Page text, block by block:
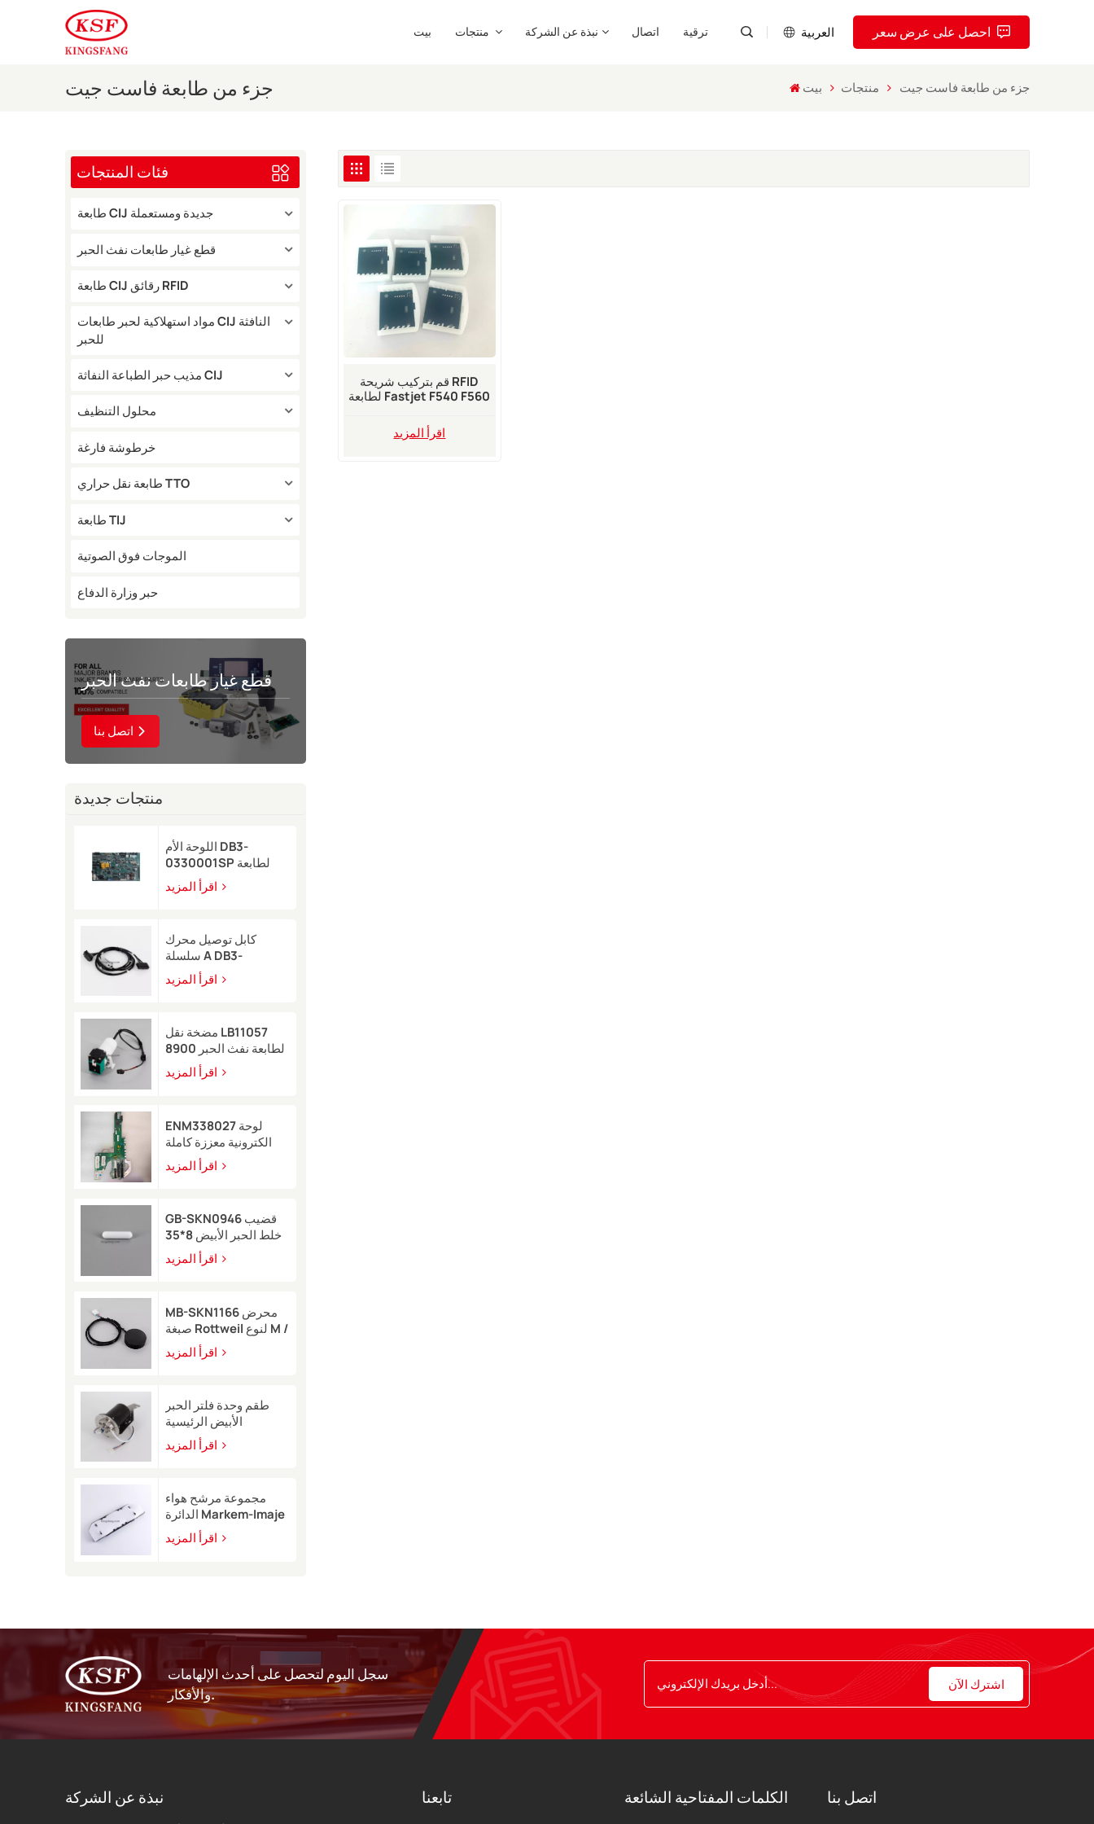
بيت نبذة عن الشركة اتصال ترقية العربية احصل على عرض سعر
جزء من طابعة فاست جيت بيت منتجات جزء من طابعة فاست جيت
فئات المنتجات
طابعة CIJ جديدة ومستعملة
قطع غيار طابعات نفث الحبر
طابعة CIJ رقائق RFID
مواد استهلاكية لحبر طابعات CIJ النافثة
للحبر
مذيب حبر الطباعة النفاثة CIJ
محلول التنظيف
خرطوشة فارغة
طابعة نقل حراري TTO
طابعة TIJ
الموجات فوق الصوتية
حبر وزارة الدفاع
قطع غيار طابعات نفث الحبر
اتصل بنا
منتجات جديدة
اللوحة الأم DB3-
0330001SP لطابعة
Domino A-GP النافثة
للحبر
كابل توصيل محرك
سلسلة A DB3-
0320002SP لطابعة
Domino A-GP A120
مضخة نقل LB11057
لطابعة نفث الحبر 8900
ENM338027 لوحة
الكترونية معززة كاملة
لطابعة Markem-Imaje
2200
GB-SKN0946 قضيب
خلط الحبر الأبيض 8*35
لطابعة Rottweil النافثة
للحبر
MB-SKN1166 محرض
صبغة Rottweil لنوع M /
طقم وحدة فلتر الحبر
الأبيض الرئيسية
EB49406 مع مستشعر
ضغط لطابعة Image
مجموعة مرشح هواء
الدائرة Markem-Imaje
EB40209 للطابعة
النافثة للحبر 9232 9410
قم بتركيب شريحة RFID
لطابعة Fastjet F540 F560
اقرأ المزيد
سجل اليوم لتحصل على أحدث الإلهامات
والأفكار.
نبذة عن الشركة تابعنا الكلمات المفتاحية الشائعة اتصل بنا